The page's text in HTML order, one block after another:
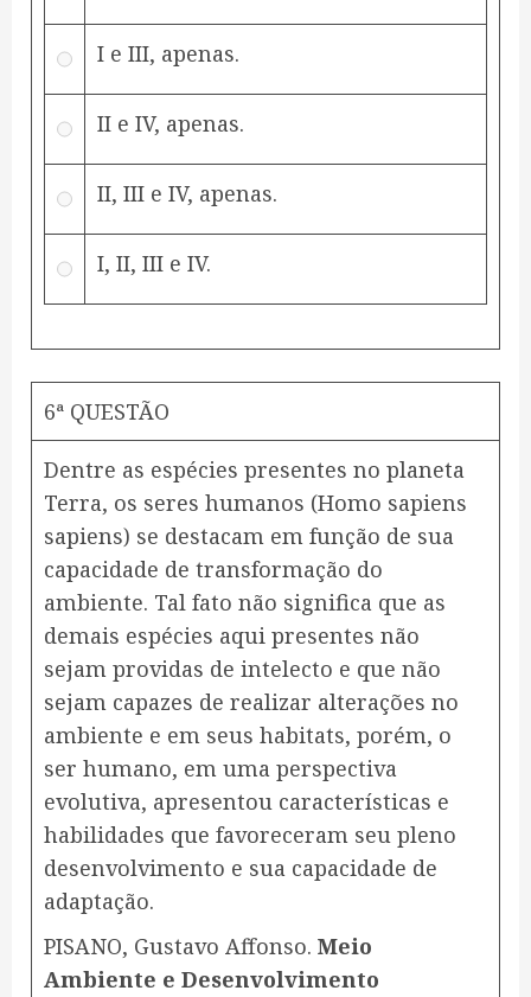
I e III, apenas.
II e IV, apenas.
II, III e IV, apenas.
I, II, III e IV.
6ª QUESTÃO
Dentre as espécies presentes no planeta
Terra, os seres humanos (Homo sapiens
sapiens) se destacam em função de sua
capacidade de transformação do
ambiente. Tal fato não significa que as
demais espécies aqui presentes não
sejam providas de intelecto e que não
sejam capazes de realizar alterações no
ambiente e em seus habitats, porém, o
ser humano, em uma perspectiva
evolutiva, apresentou características e
habilidades que favoreceram seu pleno
desenvolvimento e sua capacidade de
adaptação.
PISANO, Gustavo Affonso. Meio
Ambiente e Desenvolvimento